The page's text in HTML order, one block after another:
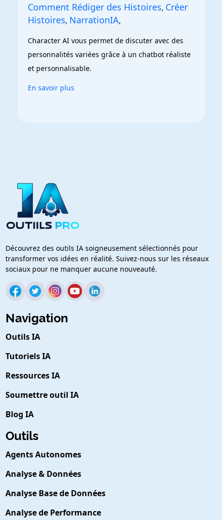
Comment Rédiger des Histoires, Créer
Histoires, NarrationIA,
Character AI vous permet de discuter avec des
personnalités variées grâce à un chatbot réaliste
et personnalisable.
En savoir plus
Découvrez des outils IA soigneusement sélectionnés pour
transformer vos idées en réalité. Suivez-nous sur les réseaux
sociaux pour ne manquer aucune nouveauté.
Navigation
Outils IA
Tutoriels IA
Ressources IA
Soumettre outil IA
Blog IA
Outils
Agents Autonomes
Analyse & Données
Analyse Base de Données
Analyse de Performance